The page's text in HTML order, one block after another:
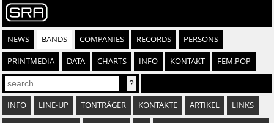
NEWS BANDS COMPANIES RECORDS PERSONS
PRINTMEDIA DATA CHARTS INFO KONTAKT FEM.POP
INFO LINE-UP TONTRÄGER KONTAKTE ARTIKEL LINKS